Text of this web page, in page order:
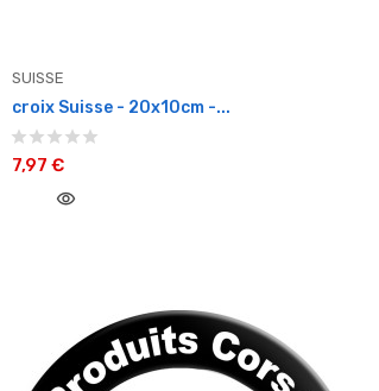
SUISSE
croix Suisse - 20x10cm -...
7,97 €
visibility